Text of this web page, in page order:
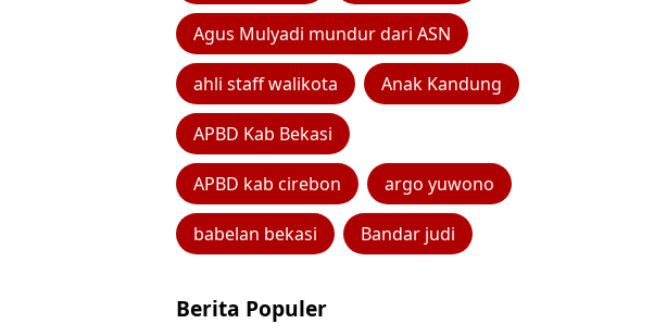
Agus Mulyadi mundur dari ASN
ahli staff walikota Anak Kandung
APBD Kab Bekasi
APBD kab cirebon argo yuwono
babelan bekasi Bandar judi
Berita Populer